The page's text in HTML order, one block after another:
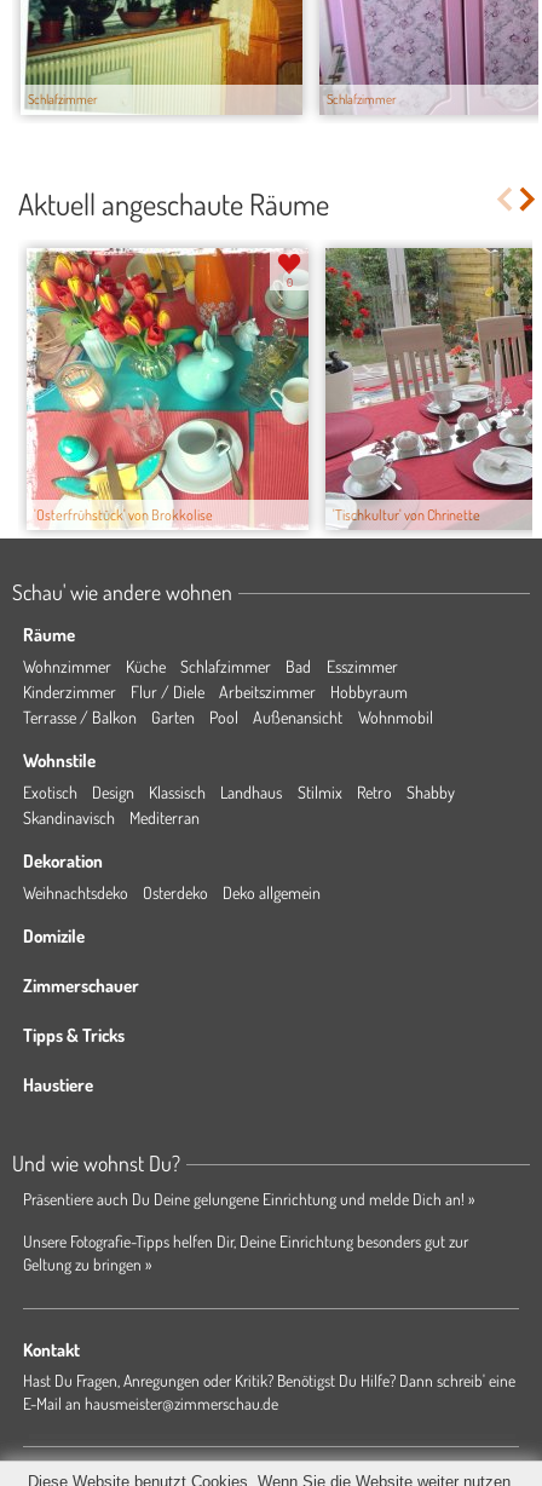
Schlafzimmer Schlafzimmer
Aktuell angeschaute Räume
'Osterfrühstück' von Brokkolise
0
'Tischkultur' von Chrinette
Schau' wie andere wohnen
Räume
Wohnzimmer Küche Schlafzimmer Bad
Esszimmer
Kinderzimmer
Flur / Diele Arbeitszimmer
Hobbyraum
Terrasse / Balkon
Garten Pool Außenansicht Wohnmobil
Wohnstile
Exotisch Design Klassisch Landhaus Stilmix Retro
Shabby
Skandinavisch
Mediterran
Dekoration
Weihnachtsdeko Osterdeko Deko allgemein
Domizile
Zimmerschauer
Tipps & Tricks
Haustiere
Und wie wohnst Du?
Präsentiere auch Du Deine gelungene Einrichtung und melde Dich an! »
Unsere Fotografie-Tipps helfen Dir, Deine Einrichtung besonders gut zur
Geltung zu bringen »
Kontakt
Hast Du Fragen, Anregungen oder Kritik? Benötigst Du Hilfe? Dann schreib' eine
E-Mail an hausmeister@zimmerschau.de
Forum Magazin AGB Presse Datenschutz Impressum
Diese Website benutzt Cookies. Wenn Sie die Website weiter nutzen,